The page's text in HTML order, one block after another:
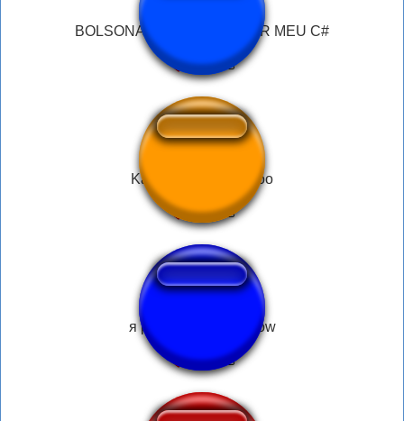
BOLSONARO QUER COMER MEU C#
Kabuki - YOOOOoooo
я раб божий you know